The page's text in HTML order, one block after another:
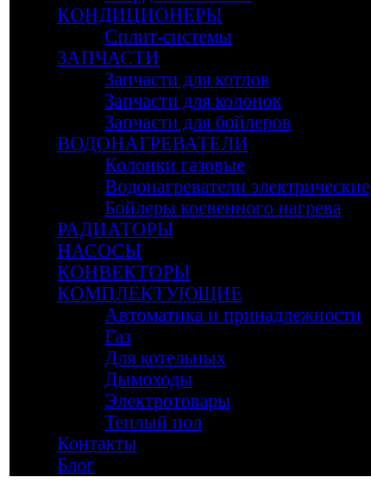
КОНДИЦИОНЕРЫ
Сплит-системы
ЗАПЧАСТИ
Запчасти для котлов
Запчасти для колонок
Запчасти для бойлеров
ВОДОНАГРЕВАТЕЛИ
Колонки газовые
Водонагреватели электрические
Бойлеры косвенного нагрева
РАДИАТОРЫ
НАСОСЫ
КОНВЕКТОРЫ
КОМПЛЕКТУЮЩИЕ
Автоматика и принадлежности
Газ
Для котельных
Дымоходы
Электротовары
Теплый пол
Контакты
Блог